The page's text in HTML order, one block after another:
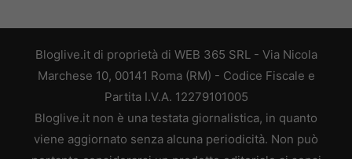
Bloglive.it di proprietà di WEB 365 SRL - Via Nicola
Marchese 10, 00141 Roma (RM) - Codice Fiscale e
Partita I.V.A. 12279101005
Bloglive.it non è una testata giornalistica, in quanto
viene aggiornato senza alcuna periodicità. Non può